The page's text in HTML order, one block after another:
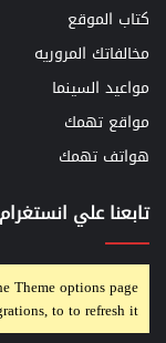
كتاب الموقع
مخالفاتك المروريه
مواعيد السينما
مواقع تهمك
هواتف تهمك
تابعنا علي انستغرام
Theme options page
to to refresh it.